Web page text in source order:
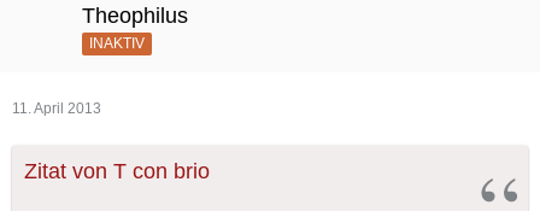
Theophilus
INAKTIV
11. April 2013
Zitat von T con brio